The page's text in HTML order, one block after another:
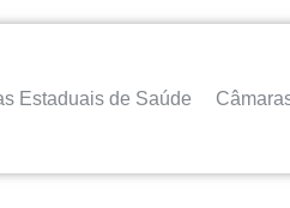
Estaduais de Saúde